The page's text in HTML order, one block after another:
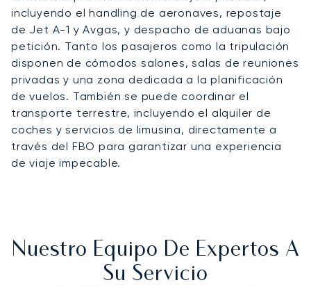
incluyendo el handling de aeronaves, repostaje
de Jet A-1 y Avgas, y despacho de aduanas bajo
petición. Tanto los pasajeros como la tripulación
disponen de cómodos salones, salas de reuniones
privadas y una zona dedicada a la planificación
de vuelos. También se puede coordinar el
transporte terrestre, incluyendo el alquiler de
coches y servicios de limusina, directamente a
través del FBO para garantizar una experiencia
de viaje impecable.
Nuestro Equipo De Expertos A
Su Servicio